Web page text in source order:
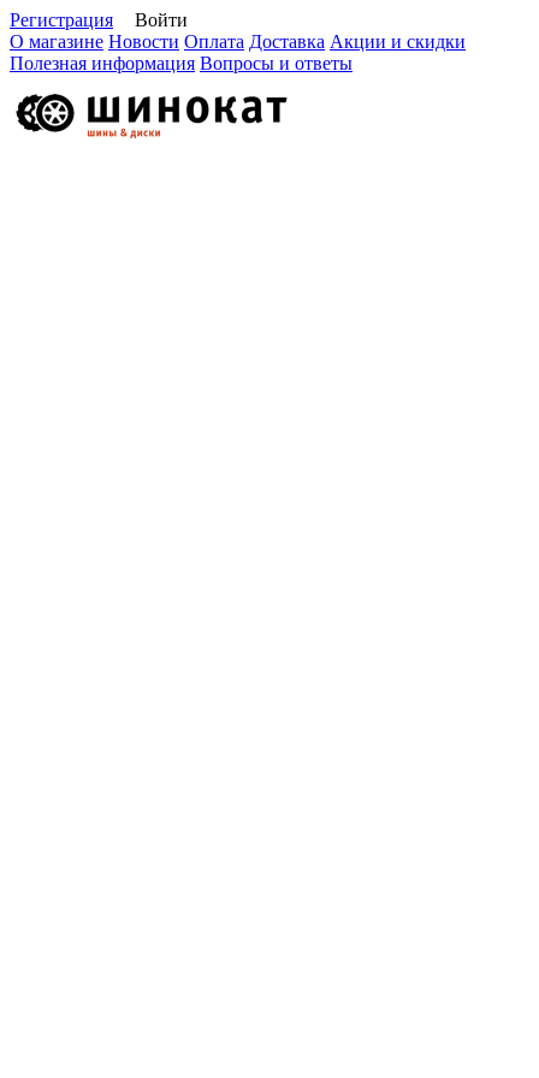
Регистрация
Войти
О магазине Новости Оплата Доставка Акции и скидки
Полезная информация Вопросы и ответы